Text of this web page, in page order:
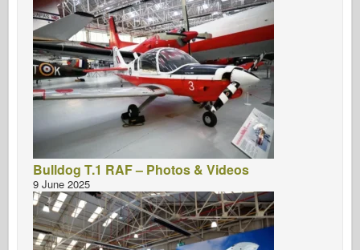
Bulldog T.1 RAF – Photos & Videos
9 June 2025